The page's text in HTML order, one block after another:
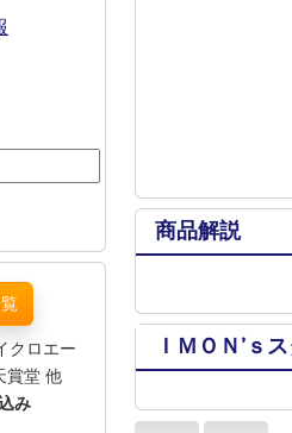
商品解説
ＩＭＯＮ’ｓ
クロエー
賞堂 他
み